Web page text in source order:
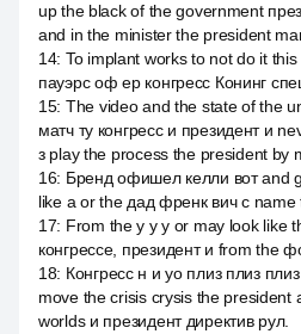
up the black of the government
and in the minister the president
14: To implant works to not do it
пауэрс оф ер конгресс Конинг
15: The video and the state of the
матч ту конгресс и президент и
з play the process the president by
16: Бренд офишел келли вот and
like a or the дад френк вич с name
17: From the y y y or may look like
конгрессе, президент и from the
18: Конгресс н и yo плиз плиз
move the crisis crysis the president
worlds и президент директив рул.